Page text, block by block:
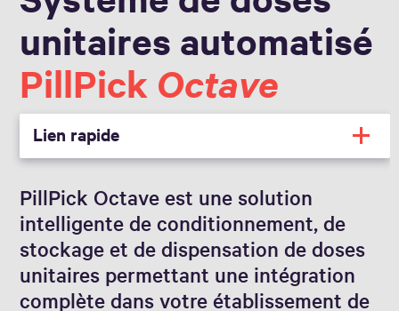
unitaires automatisé
PillPick Octave
Lien rapide
PillPick Octave est une solution
intelligente de conditionnement, de
stockage et de dispensation de doses
unitaires permettant une intégration
complète dans votre établissement de